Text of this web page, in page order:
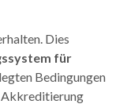
Dies
für
Bedingungen
Akkreditierung